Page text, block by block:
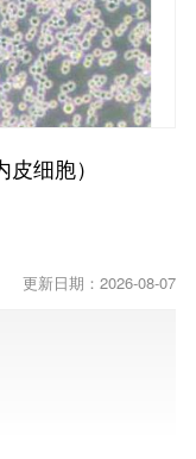
细胞）
更新日期：2026-08-07